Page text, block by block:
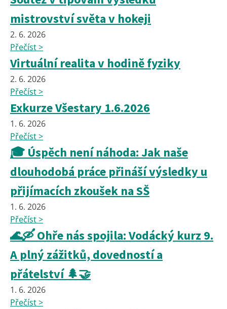
mistrovství světa v hokeji
2. 6. 2026
Přečíst >
Virtuální realita v hodině fyziky
2. 6. 2026
Přečíst >
Exkurze Všestary 1.6.2026
1. 6. 2026
Přečíst >
🎓 Úspěch není náhoda: Jak naše
dlouhodobá práce přináší výsledky u
přijímacích zkoušek na SŠ
1. 6. 2026
Přečíst >
🌊🛶 Ohře nás spojila: Vodácký kurz 9.
A plný zážitků, dovedností a
přátelství 🌲🤝
1. 6. 2026
Přečíst >